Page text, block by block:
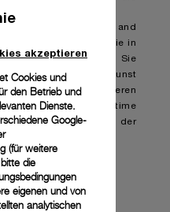
der Watches and
ein. Kommen Sie in
nehmen Sie
um die Handwerkskunst
und treffen Sie unseren
Mike Horn. Eine intime
Tradition im Zeichen der
MEHR
akzeptieren
Cookies und
den Betrieb und
Dienste.
Google-
(für weitere
die
eigenen und von
analytischen